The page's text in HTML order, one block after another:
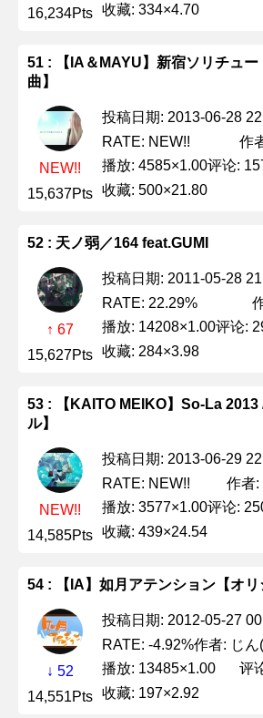
16,234Pts 收藏: 334×4.70
51 : 【IA＆MAYU】新宿ソリチュー
曲】
NEW!!
15,637Pts
投稿日期: 2013-06-28
RATE: NEW!!
作
播放: 4585×1.00评论:
收藏: 500×21.80
52 : 天ノ弱／164 feat.GUMI
↑ 67
15,627Pts
投稿日期: 2011-05-28
RATE: 22.29%
播放: 14208×1.00评论:
收藏: 284×3.98
53 : 【KAITO MEIKO】So-La
ル】
NEW!!
14,585Pts
投稿日期: 2013-06-29
RATE: NEW!!
作者:
播放: 3577×1.00评论:
收藏: 439×24.54
54 : 【IA】如月アテンション【オリ
↓ 52
14,551Pts
投稿日期: 2012-05-27
RATE: -4.92%作者: じ
播放: 13485×1.00
评
收藏: 197×2.92